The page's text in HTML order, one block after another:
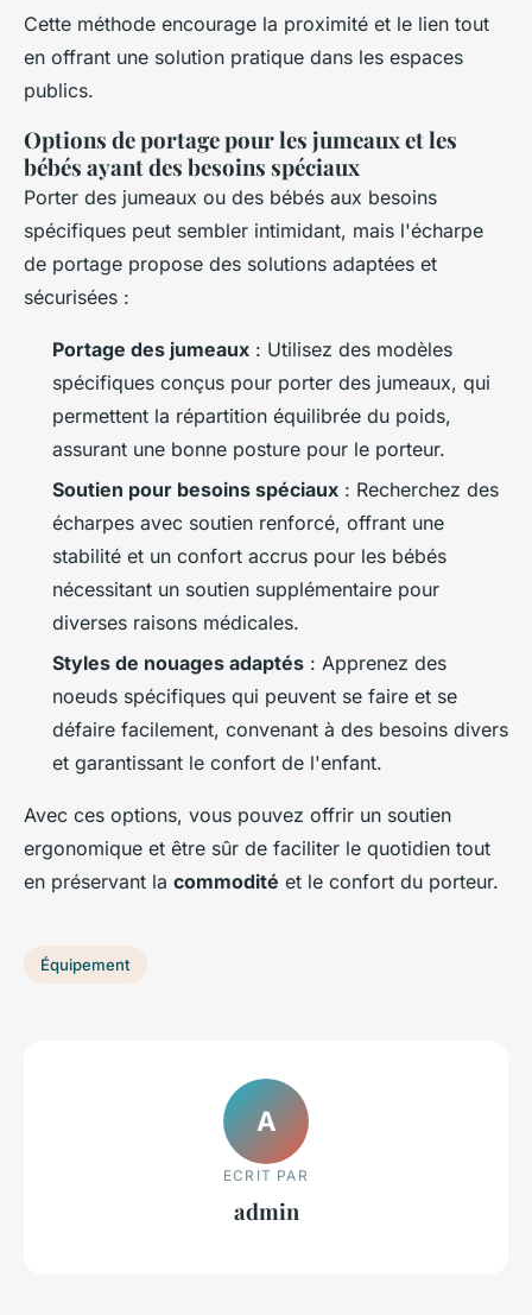
Cette méthode encourage la proximité et le lien tout
en offrant une solution pratique dans les espaces
publics.
Options de portage pour les jumeaux et les
bébés ayant des besoins spéciaux
Porter des jumeaux ou des bébés aux besoins
spécifiques peut sembler intimidant, mais l'écharpe
de portage propose des solutions adaptées et
sécurisées :
Portage des jumeaux : Utilisez des modèles
spécifiques conçus pour porter des jumeaux, qui
permettent la répartition équilibrée du poids,
assurant une bonne posture pour le porteur.
Soutien pour besoins spéciaux : Recherchez des
écharpes avec soutien renforcé, offrant une
stabilité et un confort accrus pour les bébés
nécessitant un soutien supplémentaire pour
diverses raisons médicales.
Styles de nouages adaptés : Apprenez des
noeuds spécifiques qui peuvent se faire et se
défaire facilement, convenant à des besoins divers
et garantissant le confort de l'enfant.
Avec ces options, vous pouvez offrir un soutien
ergonomique et être sûr de faciliter le quotidien tout
en préservant la commodité et le confort du porteur.
Équipement
A
ECRIT PAR
admin